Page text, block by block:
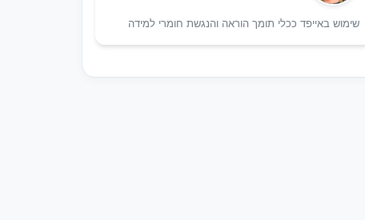
שימוש באייפד ככלי תומך הוראה והנגשת חומרי למידה